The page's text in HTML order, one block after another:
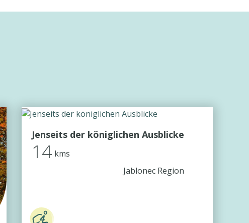
Jenseits der königlichen Ausblicke
14 kms
Jablonec Region